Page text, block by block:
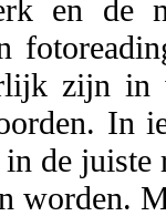
en de
zijn in
In
de
worden.